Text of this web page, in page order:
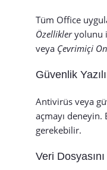
Tüm Office
Özellikleryolunu
veya Çevrimiçi
Güvenlik
Antivirüs veya
açmayı deneyin.
gerekebilir.
Veri